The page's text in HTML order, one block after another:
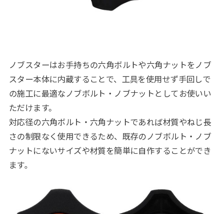
ノブスターはお手持ちの六角ボルトや六角ナットをノブ
スター本体に内蔵することで、工具を使用せず手回しで
の施工に最適なノブボルト・ノブナットとしてお使いい
ただけます。
対応径の六角ボルト・六角ナットであれば材質やねじ長
さの制限なく使用できるため、既存のノブボルト・ノブ
ナットにないサイズや材質を簡単に自作することができ
ます。